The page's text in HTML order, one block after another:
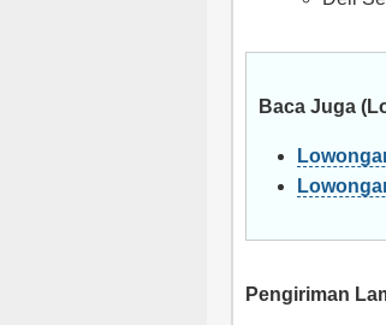
Baca Juga
Pengiriman